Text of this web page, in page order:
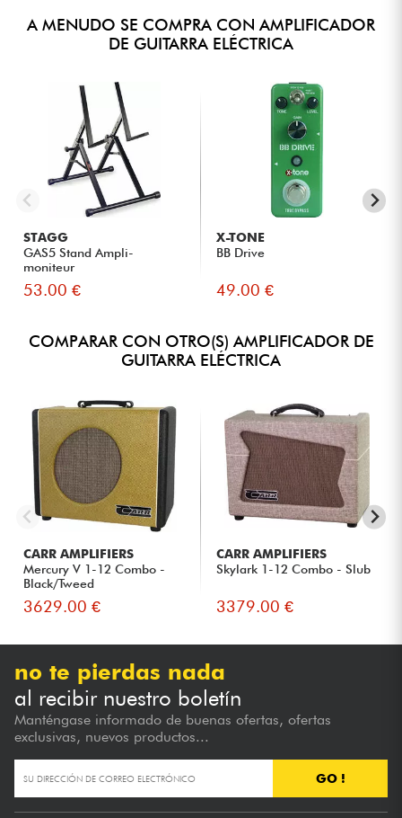
A MENUDO SE COMPRA CON AMPLIFICADOR
DE GUITARRA ELÉCTRICA
STAGG
GAS5 Stand Ampli-
moniteur
53.00 €
X-TONE
BB Drive
49.00 €
COMPARAR CON OTRO(S) AMPLIFICADOR DE
GUITARRA ELÉCTRICA
CARR AMPLIFIERS
Mercury V 1-12 Combo -
Black/Tweed
3629.00 €
CARR AMPLIFIERS
Skylark 1-12 Combo - Slub
3379.00 €
no te pierdas nada
al recibir nuestro boletín
Manténgase informado de buenas ofertas, ofertas
exclusivas, nuevos productos...
GO !